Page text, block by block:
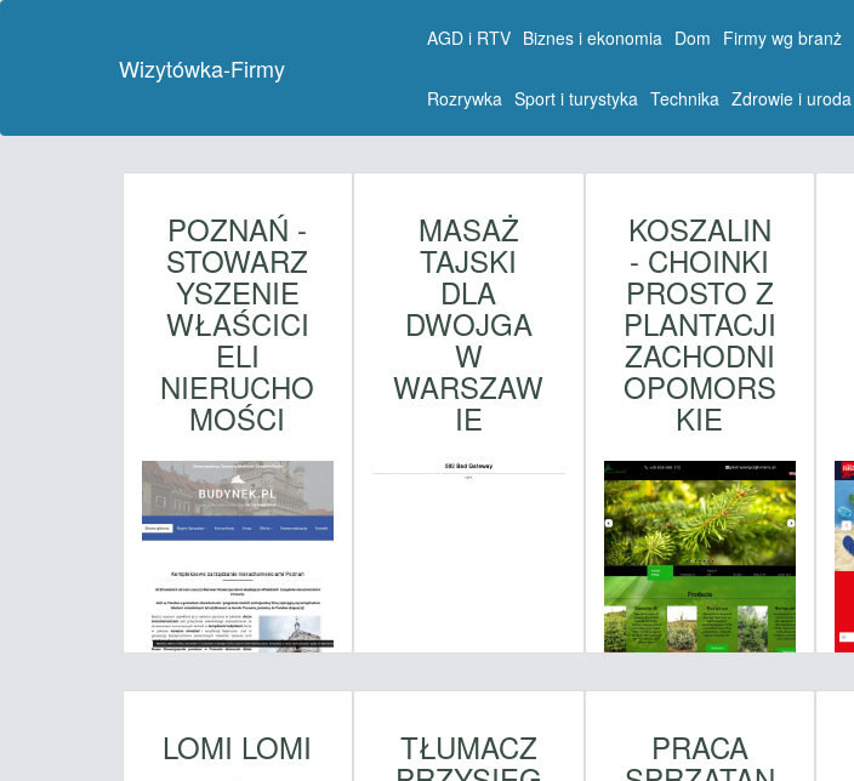
Wizytówka-Firmy
AGD i RTV Biznes i ekonomia Dom Firmy wg branż
Rozrywka Sport i turystyka Technika Zdrowie i uroda
POZNAŃ -
STOWARZ
YSZENIE
WŁAŚCICI
ELI
NIERUCHO
MOŚCI
MASAŻ
TAJSKI
DLA
DWOJGA
W
WARSZAW
IE
KOSZALIN
- CHOINKI
PROSTO Z
PLANTACJI
ZACHODNI
OPOMORS
KIE
LOMI LOMI TŁUMACZ PRACA